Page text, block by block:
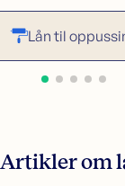
Lån til
Artikler om